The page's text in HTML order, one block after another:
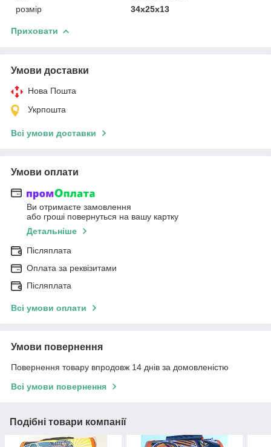
розмір
34х25х13
Приховати
Умови доставки
Нова Пошта
Укрпошта
Всі умови доставки
Умови оплати
Ви отримаєте замовлення
або гроші повернуться на вашу картку
Детальніше
Післяплата
Оплата за реквізитами
Післяплата
Всі умови оплати
Умови повернення
Повернення товару впродовж 14 днів за домовленістю
Всі умови повернення
Подібні товари компанії